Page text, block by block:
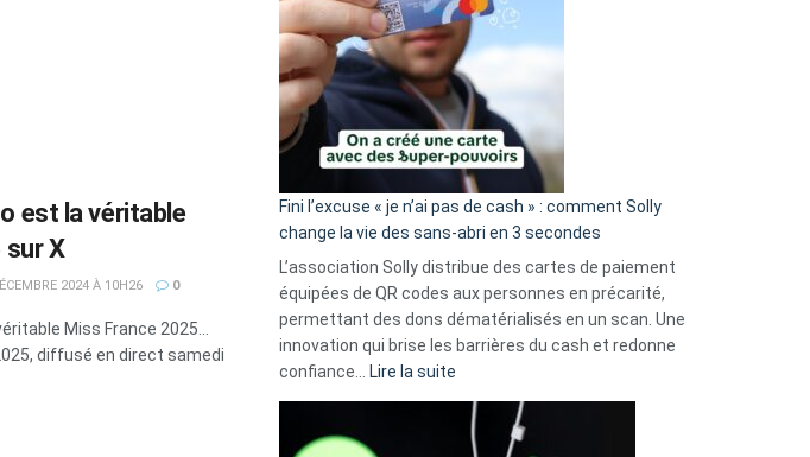
est la véritable
X
2024 À 10H26 0
Miss France 2025...
diffusé en direct samedi
Fini l’excuse « je n’ai pas de cash » : comment Solly
change la vie des sans-abri en 3 secondes
L’association Solly distribue des cartes de paiement
équipées de QR codes aux personnes en précarité,
permettant des dons dématérialisés en un scan. Une
innovation qui brise les barrières du cash et redonne
confiance…
Lire la suite
l’excuse